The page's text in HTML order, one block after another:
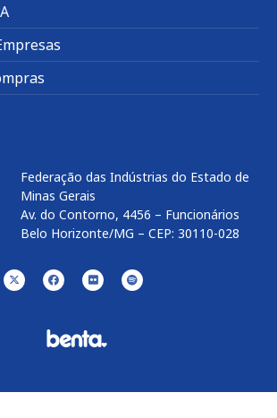
Federação das Indústrias do Estado de
Minas Gerais
Av. do Contorno, 4456 – Funcionários
Belo Horizonte/MG – CEP: 30110-028